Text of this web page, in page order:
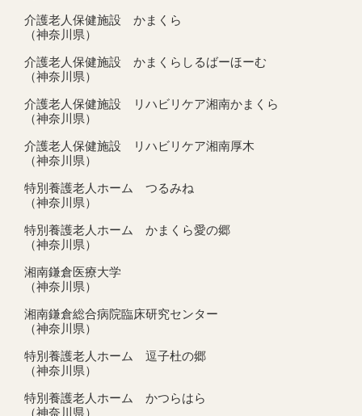
介護老人保健施設 かまくら
（神奈川県）
介護老人保健施設 かまくらしるばーほーむ
（神奈川県）
介護老人保健施設 リハビリケア湘南かまくら
（神奈川県）
介護老人保健施設 リハビリケア湘南厚木
（神奈川県）
特別養護老人ホーム つるみね
（神奈川県）
特別養護老人ホーム かまくら愛の郷
（神奈川県）
湘南鎌倉医療大学
（神奈川県）
湘南鎌倉総合病院臨床研究センター
（神奈川県）
特別養護老人ホーム 逗子杜の郷
（神奈川県）
特別養護老人ホーム かつらはら
（神奈川県）